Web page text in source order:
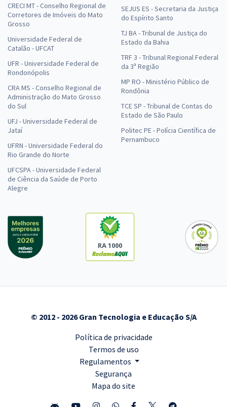
CRECI MT - Conselho Regional de
Corretores de Imóveis do Mato
Grosso
Universidade Federal de
Catalão - UFCAT
UFR - Universidade Federal de
Rondonópolis
CRA MS - Conselho Regional de
Administração do Mato Grosso
do Sul
UFJ - Universidade Federal de
Jataí
UFRN - Universidade Federal do
Rio Grande do Norte
UFCSPA - Universidade Federal
de Ciência da Saúde de Porto
Alegre
SEJUS ES - Secretaria da Justiça
do Espírito Santo
TJ BA - Tribunal de Justiça do
Estado da Bahia
TRF 3 - Tribunal Regional Federal
da 3ª Região
MP RO - Ministério Público de
Rondônia
TCE SP - Tribunal de Contas do
Estado de São Paulo
Politec PE - Polícia Científica de
Pernambuco
RA 1000
© 2012 - 2026 Gran Tecnologia e Educação S/A
Política de privacidade
Termos de uso
Regulamentos
Segurança
Mapa do site